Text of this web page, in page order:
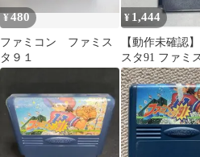
¥480
ファミコン ファミス
タ９１
¥ 1,444
【動作未確認
スタ91 ファミ
本セット【ソ
み】